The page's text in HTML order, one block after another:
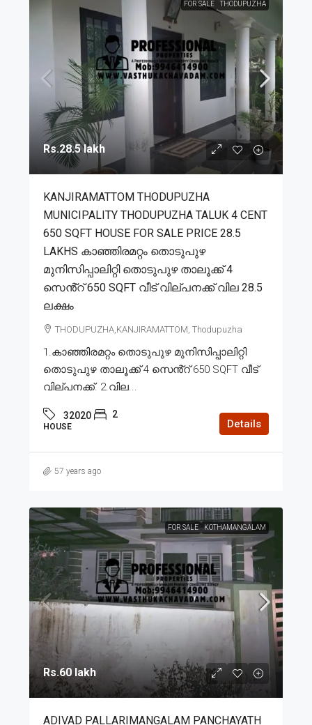
FOR SALE THODUPUZHA
Rs.28.5 lakh
KANJIRAMATTOM THODUPUZHA
MUNICIPALITY THODUPUZHA TALUK 4 CENT
650 SQFT HOUSE FOR SALE PRICE 28.5
LAKHS കാഞ്ഞിരമറ്റം തൊടുപുഴ
മുനിസിപ്പാലിറ്റി തൊടുപുഴ താലൂക്ക് 4
സെൻ്റ് 650 SQFT വീട് വില്പനക്ക് വില 28.5
ലക്ഷം
THODUPUZHA,KANJIRAMATTOM, Thodupuzha
1.കാഞ്ഞിരമറ്റം തൊടുപുഴ മുനിസിപ്പാലിറ്റി
തൊടുപുഴ താലൂക്ക് 4 സെൻ്റ് 650 SQFT വീട്
വില്പനക്ക്. 2.വില...
32020 2
HOUSE Details
57 years ago
FOR SALE KOTHAMANGALAM
Rs.60 lakh
ADIVAD PALLARIMANGALAM PANCHAYATH